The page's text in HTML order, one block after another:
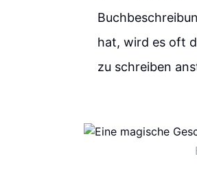
hat, wird es oft
zu schreiben